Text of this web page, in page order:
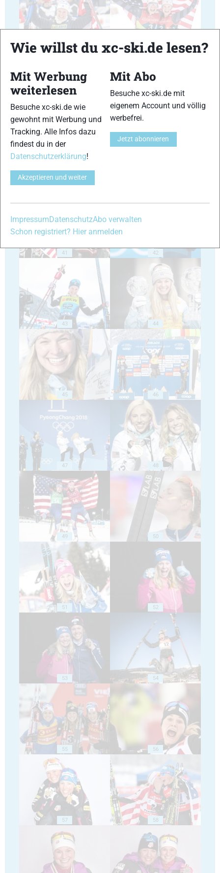
37
39
41 42
43 44
45 46
47 48
49 50
51 52
53 54
55 56
57 58
Wie willst du xc-ski.de lesen?
Mit Werbung
weiterlesen
Besuche xc-ski.de wie
gewohnt mit Werbung und
Tracking. Alle Infos dazu
findest du in der
Datenschutzerklärung!
Akzeptieren und weiter
Mit Abo
Besuche xc-ski.de mit
eigenem Account und völlig
werbefrei.
Jetzt abonnieren
Impressum DatenschutzAbo verwalten
Schon registriert? Hier anmelden